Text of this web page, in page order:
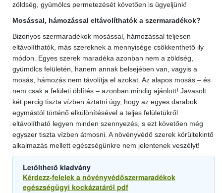
zöldség, gyümölcs permetezését követően is ügyeljünk!
Mosással, hámozással eltávolíthatók a szermaradékok?
Bizonyos szermaradékok mosással, hámozással teljesen
eltávolíthatók, más szereknek a mennyisége csökkenthető ily
módon. Egyes szerek maradéka azonban nem a zöldség,
gyümölcs felületén, hanem annak belsejében van, vagyis a
mosás, hámozás nem távolítja el azokat. Az alapos mosás – és
nem csak a felületi öblítés – azonban mindig ajánlott! Javasolt
két percig tiszta vízben áztatni úgy, hogy az egyes darabok
egymástól történő elkülönítésével a teljes felületükről
eltávolítható legyen minden szennyezés, s ezt követően még
egyszer tiszta vízben átmosni. A növényvédő szerek körültekintő
alkalmazás mellett egészségünkre nem jelentenek veszélyt!
Letölthető kiadvány
Kérdezz-felelek a növényvédőszermaradékok
egészségügyi kockázatáról pdf